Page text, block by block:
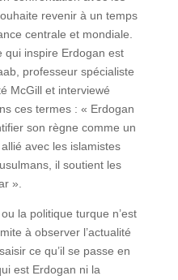
revenir à un temps
centrale et mondiale.
qui inspire Erdogan est
professeur spécialiste
McGill et interviewé
ces termes : « Erdogan
son règne comme un
avec les islamistes
il soutient les
».
la politique turque n’est
à observer l’actualité
ce qu’il se passe en
est Erdogan ni la